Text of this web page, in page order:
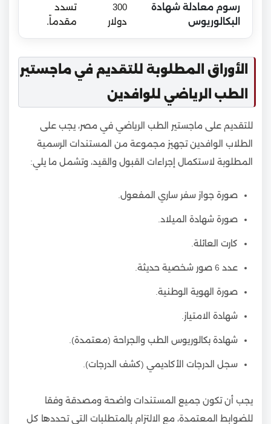
رسوم معادلة شهادة
البكالوريوس
300
دولار
تسدد
مقدماً.
الأوراق المطلوبة للتقديم في ماجستير
الطب الرياضي للوافدين
للتقديم على ماجستير الطب الرياضي في مصر، يجب على
الطلاب الوافدين تجهيز مجموعة من المستندات الرسمية
المطلوبة لاستكمال إجراءات القبول والقيد، وتشمل ما يلي:
صورة جواز سفر ساري المفعول.
صورة شهادة الميلاد.
كارت العائلة.
عدد 6 صور شخصية حديثة.
صورة الهوية الوطنية.
شهادة الامتياز.
شهادة بكالوريوس الطب والجراحة (معتمدة).
سجل الدرجات الأكاديمي (كشف الدرجات).
يجب أن تكون جميع المستندات واضحة ومصدقة وفقا
للضوابط المعتمدة، مع الالتزام بالمتطلبات التي تحددها كل